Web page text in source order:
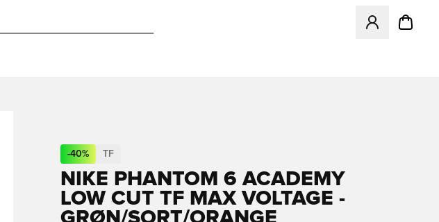
Åbner en
-40% TF
NIKE PHANTOM 6 ACADEMY
LOW CUT TF MAX VOLTAGE -
GRØN/SORT/ORANGE